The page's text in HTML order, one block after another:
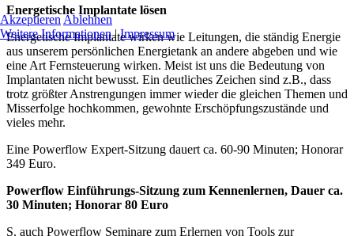
Energetische Implantate lösen
Energetische Implantate wirken wie Leitungen, die ständig Energie
aus unserem persönlichen Energietank an andere abgeben und wie
eine Art Fernsteuerung wirken. Meist ist uns die Bedeutung von
Implantaten nicht bewusst. Ein deutliches Zeichen sind z.B., dass
trotz größter Anstrengungen immer wieder die gleichen Themen und
Misserfolge hochkommen, gewohnte Erschöpfungszustände und
vieles mehr.
Eine Powerflow Expert-Sitzung dauert ca. 60-90 Minuten; Honorar
349 Euro.
Powerflow Einführungs-Sitzung zum Kennenlernen, Dauer ca.
30 Minuten; Honorar 80 Euro
S. auch Powerflow Seminare zum Erlernen von Tools zur
Akzeptieren Ablehnen
Weitere Informationen|Impressum